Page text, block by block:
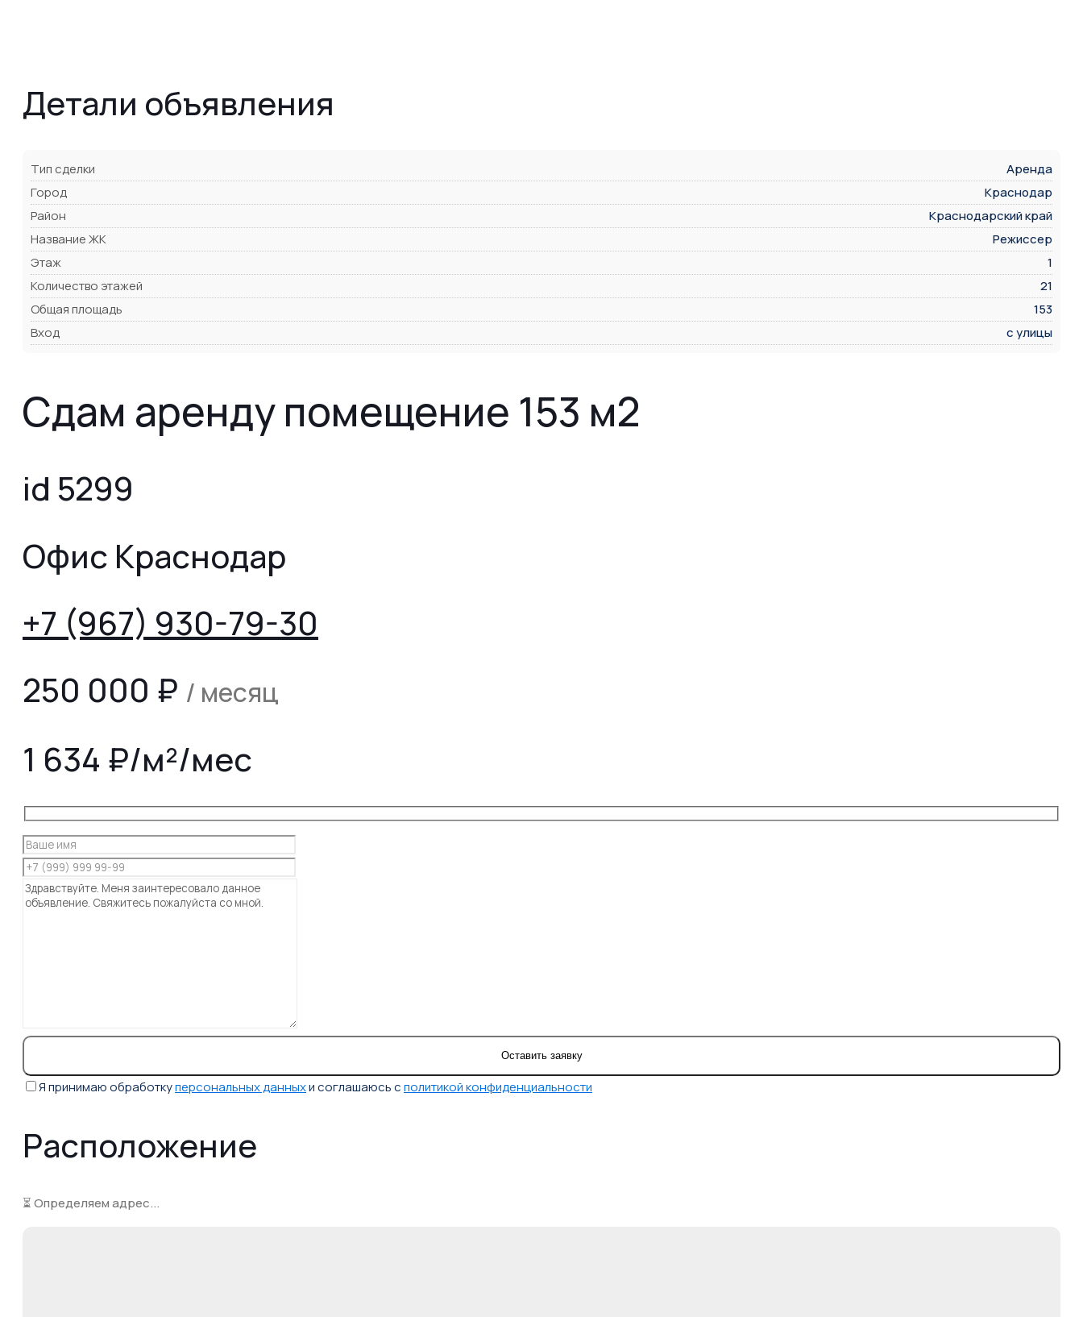
Детали объявления
Тип сделки
Аренда
Город
Краснодар
Район
Краснодарский край
Название ЖК
Режиссер
Этаж
1
Количество этажей
21
Общая площадь
153
Вход
с улицы
Сдам аренду помещение 153 м2
id 5299
Офис Краснодар
+7 (967) 930-79-30
250 000 ₽ / месяц
1 634 ₽/м²/мес
Я принимаю обработкуперсональных данныхи соглашаюсь сполитикой конфиденциальности
Расположение
⏳ Определяем адрес...